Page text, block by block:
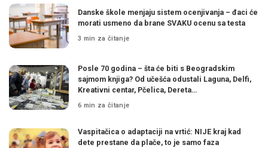
Danske škole menjaju sistem ocenjivanja – đaci će
morati usmeno da brane SVAKU ocenu sa testa
3 min za čitanje
Posle 70 godina – šta će biti s Beogradskim
sajmom knjiga? Od učešća odustali Laguna, Delfi,
Kreativni centar, Pčelica, Dereta…
6 min za čitanje
Vaspitačica o adaptaciji na vrtić: NIJE kraj kad
dete prestane da plače, to je samo faza